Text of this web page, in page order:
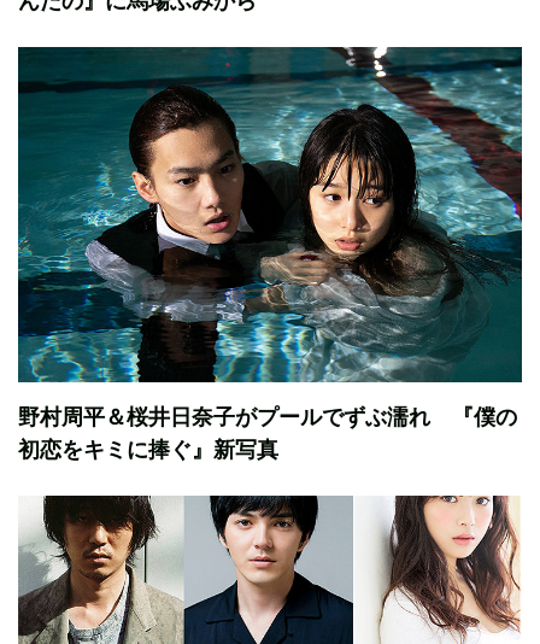
野村周平＆桜井日奈子がプールでずぶ濡れ 『僕の
初恋をキミに捧ぐ』新写真